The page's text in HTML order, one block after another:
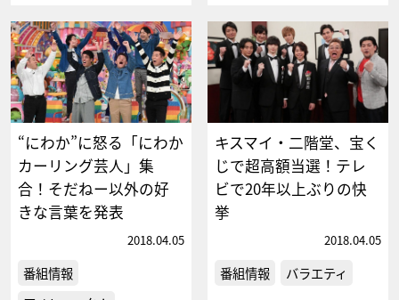
“にわか”に怒る「にわか
カーリング芸人」集
合！そだねー以外の好
きな言葉を発表
2018.04.05
番組情報
キスマイ・二階堂、宝く
じで超高額当選！テレ
ビで20年以上ぶりの快
挙
2018.04.05
番組情報 バラエティ